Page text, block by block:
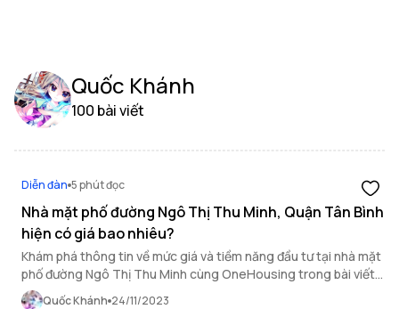
Quốc Khánh
100 bài viết
Diễn đàn 5 phút đọc
Nhà mặt phố đường Ngô Thị Thu Minh, Quận Tân Bình
hiện có giá bao nhiêu?
Khám phá thông tin về mức giá và tiềm năng đầu tư tại nhà mặt
phố đường Ngô Thị Thu Minh cùng OneHousing trong bài viết
sau đây!
Quốc Khánh 24/11/2023